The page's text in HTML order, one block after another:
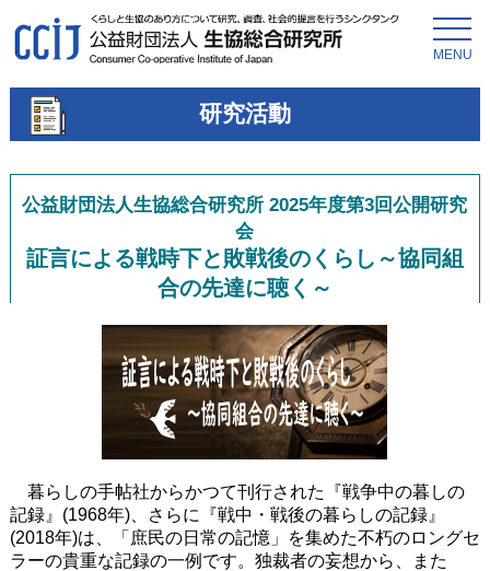
MENU
研究活動
公益財団法人生協総合研究所 2025年度第3回公開研究
会
証言による戦時下と敗戦後のくらし～協同組
合の先達に聴く～
暮らしの手帖社からかつて刊行された『戦争中の暮しの
記録』(1968年)、さらに『戦中・戦後の暮らしの記録』
(2018年)は、「庶民の日常の記憶」を集めた不朽のロングセ
ラーの貴重な記録の一例です。独裁者の妄想から、また